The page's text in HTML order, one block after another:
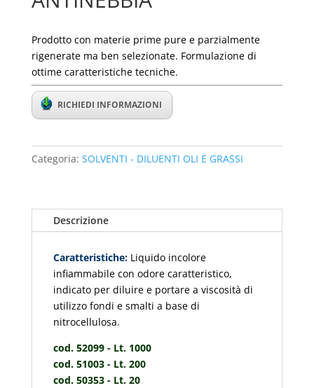
Prodotto con materie prime pure e parzialmente
rigenerate ma ben selezionate. Formulazione di
ottime caratteristiche tecniche.
RICHIEDI INFORMAZIONI
Categoria: SOLVENTI - DILUENTI OLI E GRASSI
Descrizione
Caratteristiche:Liquido incolore
infiammabile con odore caratteristico,
indicato per diluire e portare a viscosità di
utilizzo fondi e smalti a base di
nitrocellulosa.
cod. 52099 - Lt. 1000
cod. 51003 - Lt. 200
cod. 50353 - Lt. 20